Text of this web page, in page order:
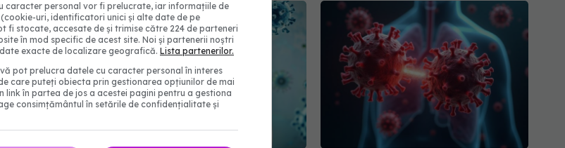
caracter personal vor fi prelucrate, iar informațiile de
uri, identificatori unici și alte date de pe
fi stocate, accesate de și trimise către 224 de parteneri
în mod specific de acest site. Noi și partenerii noștri
exacte de localizare geografică. Lista partenerilor.
pot prelucra datele cu caracter personal în interes
care puteți obiecta prin gestionarea opțiunilor de mai
link în partea de jos a acestei pagini pentru a gestiona
consimțământul în setările de confidențialitate și